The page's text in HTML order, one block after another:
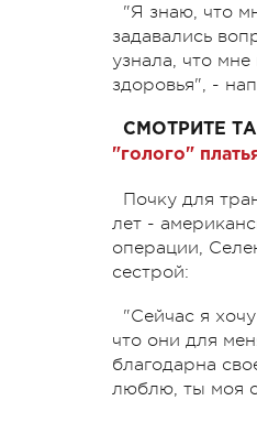
"Я знаю, что
задавались
узнала, что
здоровья", -
СМОТРИТЕ
"голого"
Почку для
лет -
операции,
сестрой:
"Сейчас я
что они для
благодарна
люблю, ты моя